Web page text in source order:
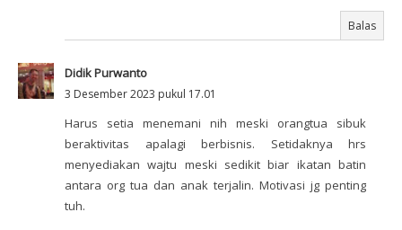
Balas
Didik Purwanto
3 Desember 2023 pukul 17.01
Harus setia menemani nih meski orangtua sibuk
beraktivitas apalagi berbisnis. Setidaknya hrs
menyediakan wajtu meski sedikit biar ikatan batin
antara org tua dan anak terjalin. Motivasi jg penting
tuh.